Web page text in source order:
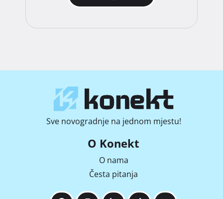
Sve novogradnje na jednom mjestu!
O Konekt
O nama
Česta pitanja